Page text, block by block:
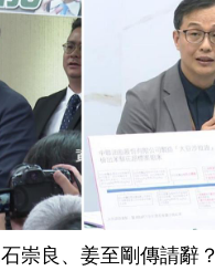
、姜至剛傳請辭？ 行政院澄